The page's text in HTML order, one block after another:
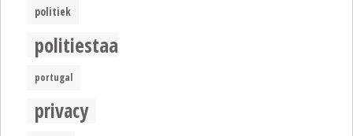
politiek
politiestaat
portugal
privacy